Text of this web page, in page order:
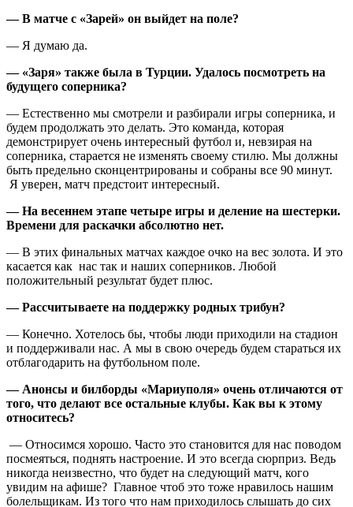
— В матче с «Зарей» он выйдет на поле?
— Я думаю да.
— «Заря» также была в Турции. Удалось посмотреть на
будущего соперника?
— Естественно мы смотрели и разбирали игры соперника, и
будем продолжать это делать. Это команда, которая
демонстрирует очень интересный футбол и, невзирая на
соперника, старается не изменять своему стилю. Мы должны
быть предельно сконцентрированы и собраны все 90 минут.
Я уверен, матч предстоит интересный.
— На весеннем этапе четыре игры и деление на шестерки.
Времени для раскачки абсолютно нет.
— В этих финальных матчах каждое очко на вес золота. И это
касается как нас так и наших соперников. Любой
положительный результат будет плюс.
— Рассчитываете на поддержку родных трибун?
— Конечно. Хотелось бы, чтобы люди приходили на стадион
и поддерживали нас. А мы в свою очередь будем стараться их
отблагодарить на футбольном поле.
— Анонсы и билборды «Мариуполя» очень отличаются от
того, что делают все остальные клубы. Как вы к этому
относитесь?
— Относимся хорошо. Часто это становится для нас поводом
посмеяться, поднять настроение. И это всегда сюрприз. Ведь
никогда неизвестно, что будет на следующий матч, кого
увидим на афише? Главное чтоб это тоже нравилось нашим
болельщикам. Из того что нам приходилось слышать до сих